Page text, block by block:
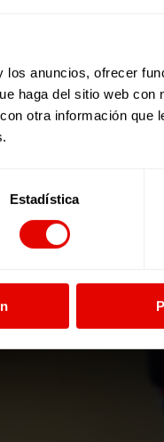
anuncios, ofrecer
haga del sitio web con
otra información que
Estadística
en el activismo,
reales de